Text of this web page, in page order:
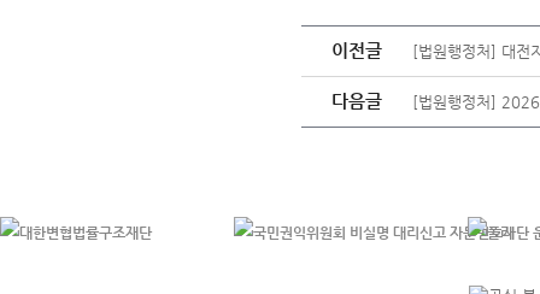
이전글 [법원행정처] 대전
다음글 [법원행정처]